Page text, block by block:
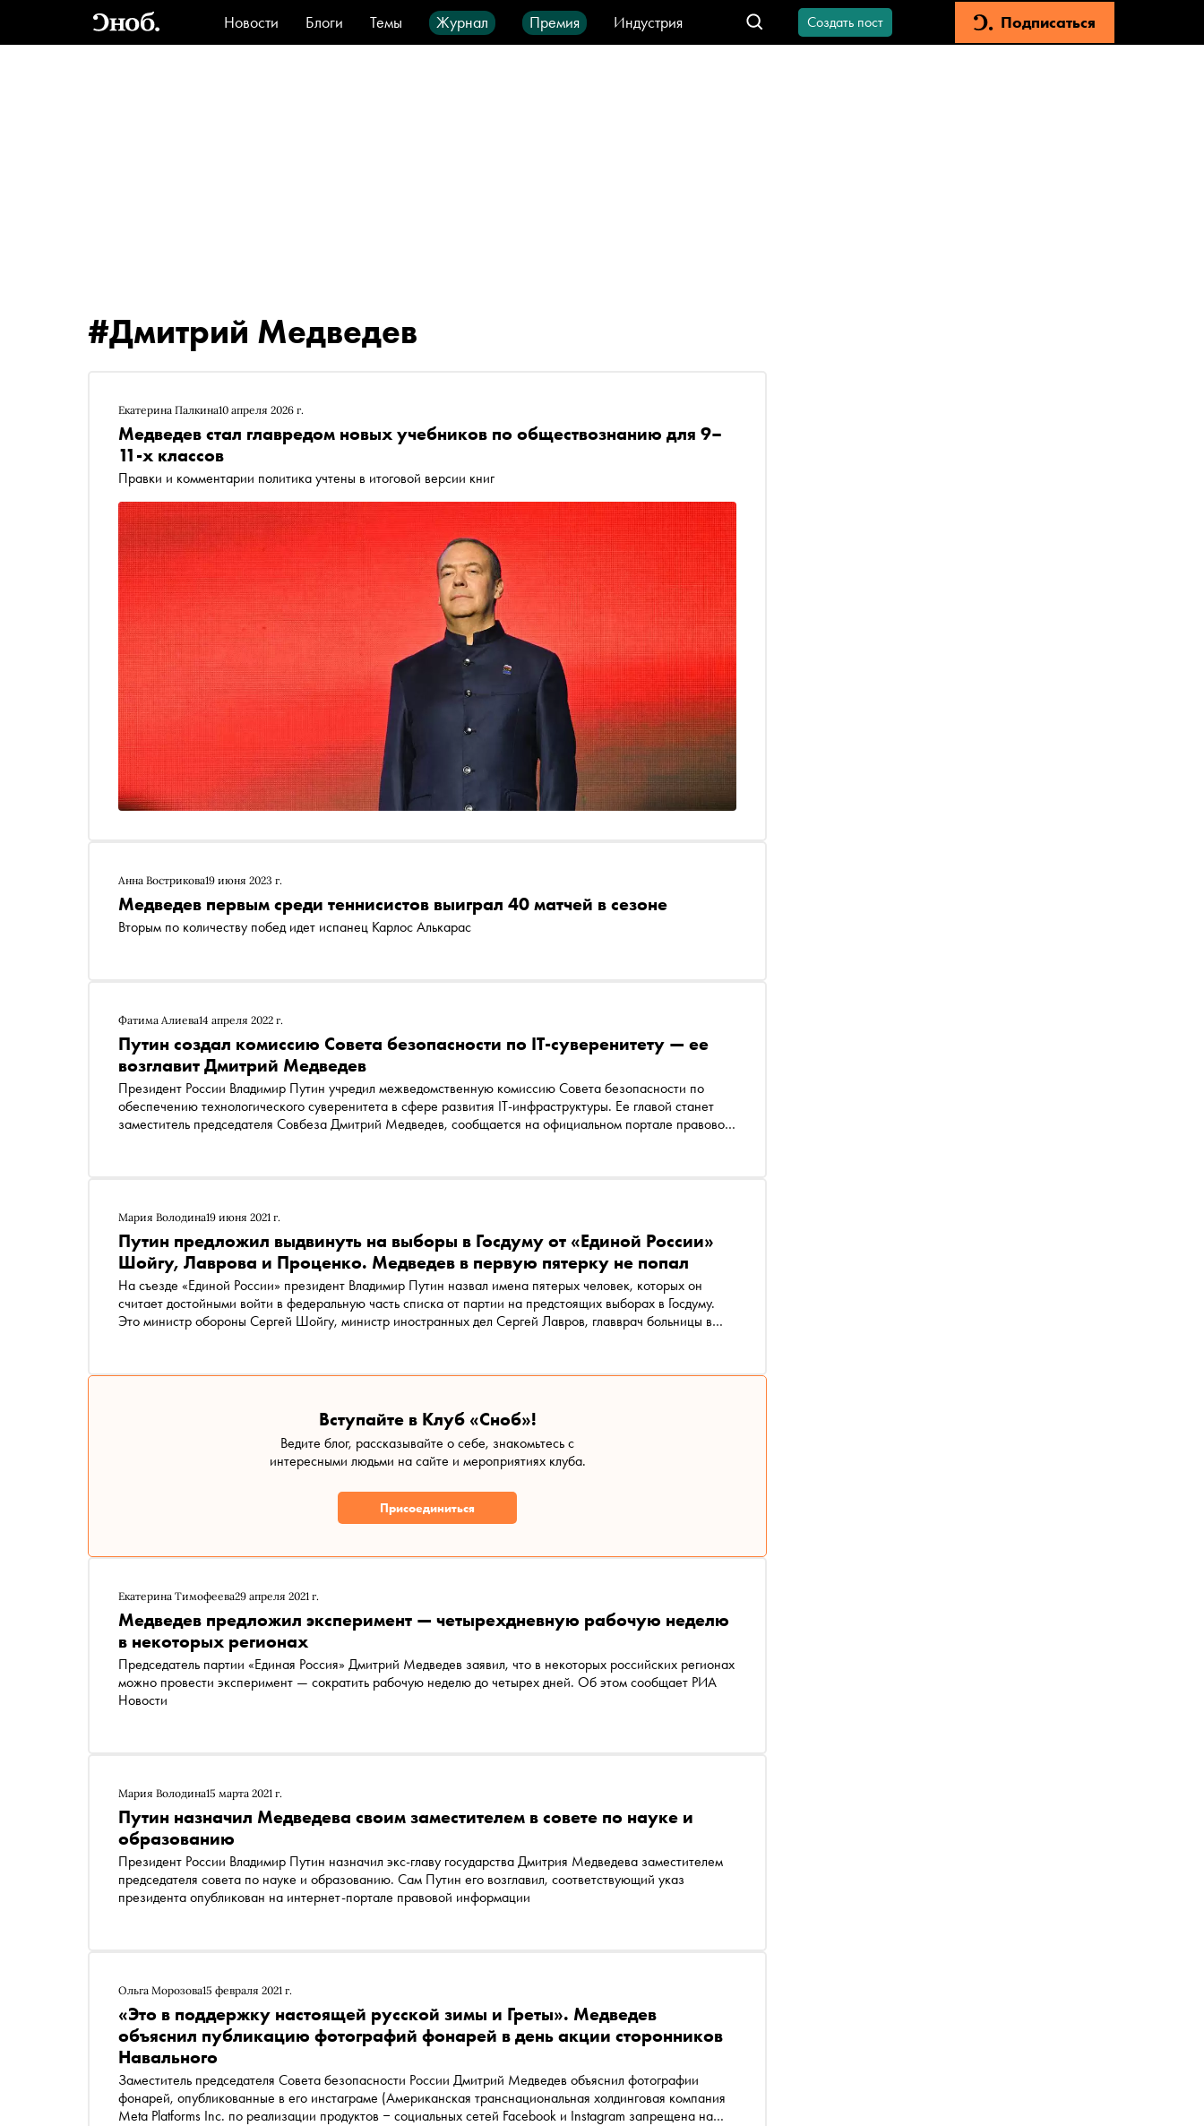
Новости Блоги Темы Журнал Премия
Индустрия
Стиль
Видео Город IT-продукты
Создать пост Подписаться
#Дмитрий Медведев
Екатерина Палкина10 апреля 2026 г.
Медведев стал главредом новых учебников по обществознанию для 9–
11-х классов
Правки и комментарии политика учтены в итоговой версии книг
Анна Вострикова19 июня 2023 г.
Медведев первым среди теннисистов выиграл 40 матчей в сезоне
Вторым по количеству побед идет испанец Карлос Алькарас
Фатима Алиева14 апреля 2022 г.
Путин создал комиссию Совета безопасности по IT-суверенитету — ее
возглавит Дмитрий Медведев
Президент России Владимир Путин учредил межведомственную комиссию Совета безопасности по
обеспечению технологического суверенитета в сфере развития IT-инфраструктуры. Ее главой станет
заместитель председателя Совбеза Дмитрий Медведев, сообщается на официальном портале правовой
Мария Володина19 июня 2021 г.
Путин предложил выдвинуть на выборы в Госдуму от «Единой России»
Шойгу, Лаврова и Проценко. Медведев в первую пятерку не попал
На съезде «Единой России» президент Владимир Путин назвал имена пятерых человек, которых он
считает достойными войти в федеральную часть списка от партии на предстоящих выборах в Госдуму.
Это министр обороны Сергей Шойгу, министр иностранных дел Сергей Лавров, главврач больницы в
Вступайте в Клуб «Сноб»!
Ведите блог, рассказывайте о себе, знакомьтесь с
интересными людьми на сайте и мероприятиях клуба.
Присоединиться
Екатерина Тимофеева29 апреля 2021 г.
Медведев предложил эксперимент — четырехдневную рабочую неделю
в некоторых регионах
Председатель партии «Единая Россия» Дмитрий Медведев заявил, что в некоторых российских регионах
можно провести эксперимент — сократить рабочую неделю до четырех дней. Об этом сообщает РИА
Новости
Мария Володина15 марта 2021 г.
Путин назначил Медведева своим заместителем в совете по науке и
образованию
Президент России Владимир Путин назначил экс-главу государства Дмитрия Медведева заместителем
председателя совета по науке и образованию. Сам Путин его возглавил, соответствующий указ
президента опубликован на интернет-портале правовой информации
Ольга Морозова15 февраля 2021 г.
«Это в поддержку настоящей русской зимы и Греты». Медведев
объяснил публикацию фотографий фонарей в день акции сторонников
Навального
Заместитель председателя Совета безопасности России Дмитрий Медведев объяснил фотографии
фонарей, опубликованные в его инстаграме (Американская транснациональная холдинговая компания
Meta Platforms Inc. по реализации продуктов ‒ социальных сетей Facebook и Instagram запрещена на